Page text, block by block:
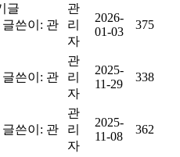
글쓴이: 관
관
리
자
2026-
01-03
375
글쓴이: 관
관
리
자
2025-
11-29
338
글쓴이: 관
관
리
자
2025-
11-08
362